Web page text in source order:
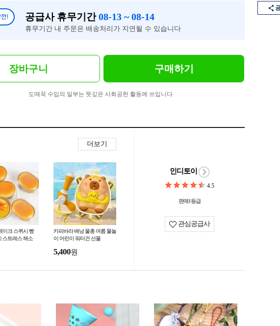
공급사 휴무기간08-13 ~ 08-14
휴무기간 내 주문은 배송처리가 지연될 수 있습니다
장바구니 구매하기
도매꾹 수입의 일부는 뜻깊은 사회공헌 활동에 쓰입니다
더보기
이크 스퀴시 빵
스트레스 해소
카피바라 배낭 물총 여름 물놀
이 어린이 워터건 선물
5,400원
인디토이
4.5
판매1등급
관심공급사